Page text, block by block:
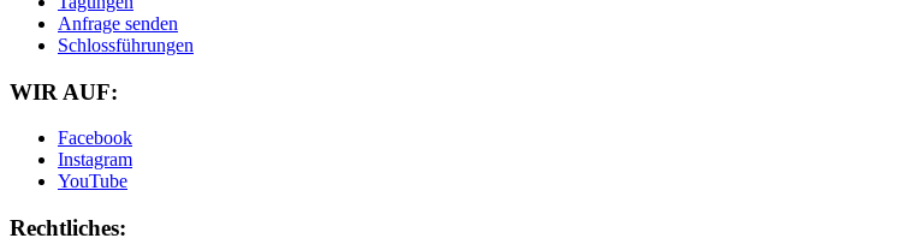
Anfrage senden
Schlossführungen
WIR AUF:
Facebook
Instagram
YouTube
Rechtliches: